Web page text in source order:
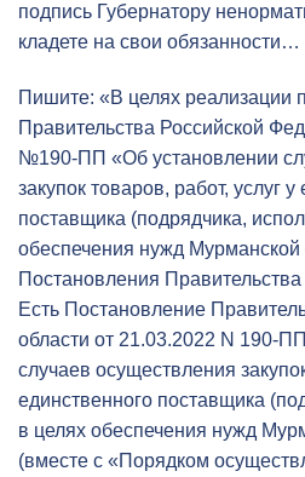
подпись Губернатору
кладете на свои обязанности…
Пишите: «В целях реализации
Правительства Российской
№190-ПП «Об установлении
закупок товаров, работ, услуг
поставщика (подрядчика,
обеспечения нужд Мурманской
Постановления
Есть Постановление
области от 21.03.2022 N 190-
случаев осуществления
единственного поставщика
в целях обеспечения нужд
(вместе с «Порядком